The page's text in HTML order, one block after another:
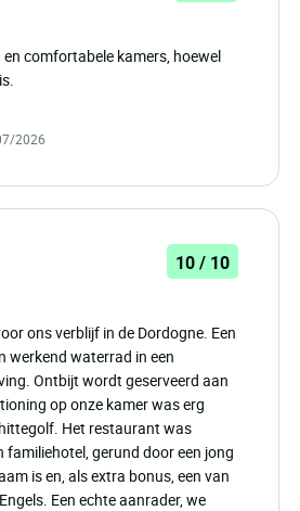
comfortabele kamers, hoewel
2026
10 / 10
ons verblijf in de Dordogne. Een
werkend waterrad in een
Ontbijt wordt geserveerd aan
op onze kamer was erg
Het restaurant was
familiehotel, gerund door een jong
is en, als extra bonus, een van
Een echte aanrader, we